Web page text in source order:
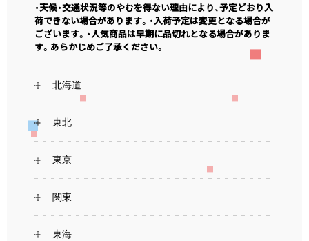
・天候・交通状況等のやむを得ない理由により、予定どおり入
荷できない場合があります。・入荷予定は変更となる場合が
ございます。・人気商品は早期に品切れとなる場合がありま
す。あらかじめご了承ください。
北海道
東北
東京
関東
東海